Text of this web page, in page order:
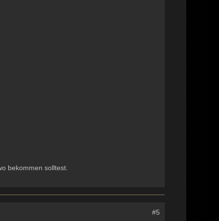
bekommen solltest.
#5